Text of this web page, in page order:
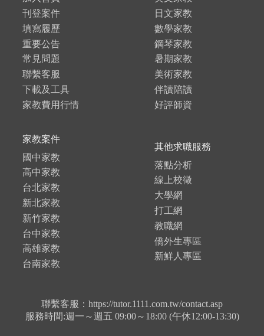
刊登案件
填寫履歷
重要公告
常見問題
聯繫客服
下載及工具
家教費用行情
日文家教
數學家教
鋼琴家教
暑期家教
美術家教
伴讀陪讀
好評師資
家教案件
國中家教
高中家教
台北家教
新北家教
新竹家教
台中家教
高雄家教
台南家教
其他求職服務
落點分析
線上校徵
大學網
打工網
教職網
僑外生專區
新鮮人專區
聯繫客服：https://tutor.1111.com.tw/contact.asp
服務時間:週一～週五 09:00～18:00 (午休12:00-13:30)